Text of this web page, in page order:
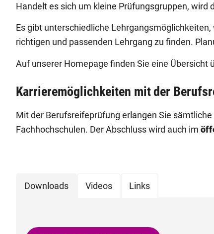
Handelt es sich um kleine Prüfungsgruppen,
Es gibt unterschiedliche
richtigen und passenden Lehrgang zu finden.
Auf unserer Homepage finden Sie eine Übersicht
Karrieremöglichkeiten mit der
Mit der Berufsreifeprüfung erlangen Sie
Fachhochschulen. Der Abschluss wird auch im
Downloads Videos Links